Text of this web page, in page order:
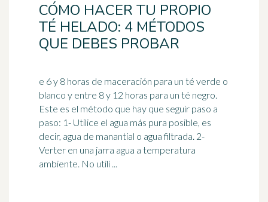
CÓMO HACER TU PROPIO
TÉ HELADO: 4 MÉTODOS
QUE DEBES PROBAR
e 6 y 8 horas de maceración para un té verde o
blanco y entre 8 y 12 horas para un té negro.
Este es el método que hay que seguir paso a
paso: 1- Utilice el agua más pura posible, es
decir, agua de manantial o agua filtrada. 2-
Verter en una jarra agua a temperatura
ambiente. No utili ...